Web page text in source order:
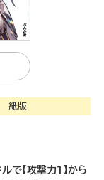
紙版
【攻撃力１】から